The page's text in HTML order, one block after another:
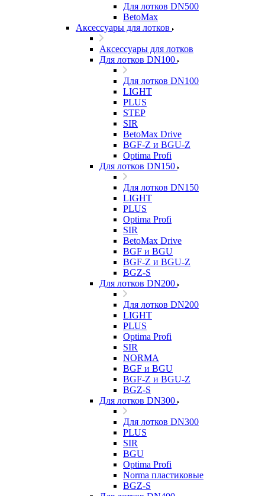
Для лотков DN500
BetoMax
Аксессуары для лотков
Аксессуары для лотков
Для лотков DN100
Для лотков DN100
LIGHT
PLUS
STEP
SIR
BetoMax Drive
BGF-Z и BGU-Z
Optima Profi
Для лотков DN150
Для лотков DN150
LIGHT
PLUS
Optima Profi
SIR
BetoMax Drive
BGF и BGU
BGF-Z и BGU-Z
BGZ-S
Для лотков DN200
Для лотков DN200
LIGHT
PLUS
Optima Profi
SIR
NORMA
BGF и BGU
BGF-Z и BGU-Z
BGZ-S
Для лотков DN300
Для лотков DN300
PLUS
SIR
BGU
Optima Profi
Norma пластиковые
BGZ-S